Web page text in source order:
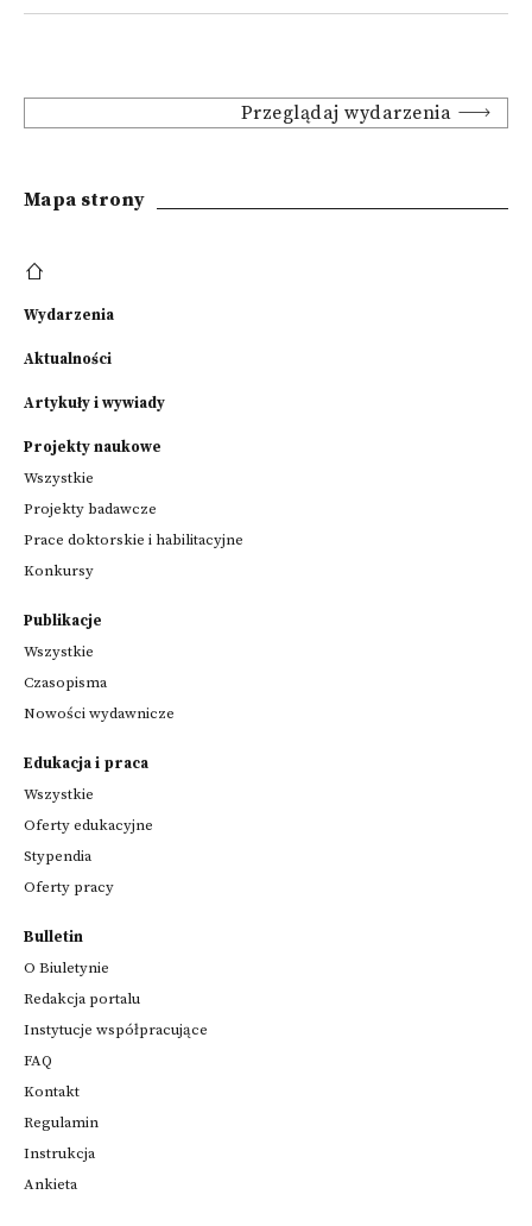
Przeglądaj wydarzenia
Mapa strony
Wydarzenia
Aktualności
Artykuły i wywiady
Projekty naukowe
Wszystkie
Projekty badawcze
Prace doktorskie i habilitacyjne
Konkursy
Publikacje
Wszystkie
Czasopisma
Nowości wydawnicze
Edukacja i praca
Wszystkie
Oferty edukacyjne
Stypendia
Oferty pracy
Bulletin
O Biuletynie
Redakcja portalu
Instytucje współpracujące
FAQ
Kontakt
Regulamin
Instrukcja
Ankieta